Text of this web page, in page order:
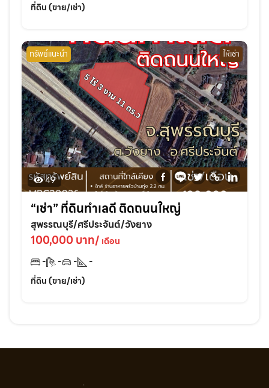
ที่ดิน (ขาย/เช่า)
ทรัพย์แนะนำ ให้เช่า
49
“เช่า” ที่ดินทำเลดี ติดถนนใหญ่
สุพรรณบุรี/ศรีประจันต์/วังยาง
100,000 บาท/ เดือน
-
- -
-
ที่ดิน (ขาย/เช่า)